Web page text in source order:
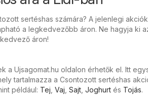
sertéshas számára? A jelenlegi
a legkedvezőbb áron. Ne hagyja ki
áron!
a Ujsagomat.hu oldalon érhetők el. Itt
tartalmazza a Csontozott sertéshas
például: Tej Vaj Sajt Joghurt és Tojás.